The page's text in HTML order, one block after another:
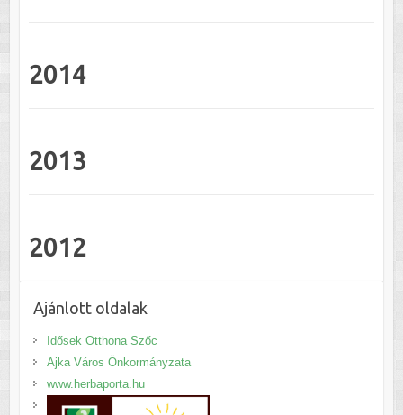
2014
2013
2012
Ajánlott oldalak
Idősek Otthona Szőc
Ajka Város Önkormányzata
www.herbaporta.hu